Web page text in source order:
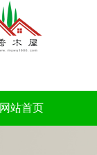
网站首页